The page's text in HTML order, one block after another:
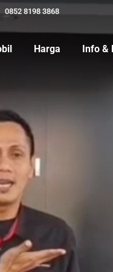
0852 8198 3868
Harga Info &